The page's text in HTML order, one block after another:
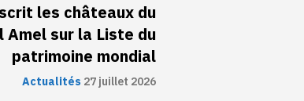
les châteaux du
Amel sur la Liste du
patrimoine mondial
Actualités 27 juillet 2026